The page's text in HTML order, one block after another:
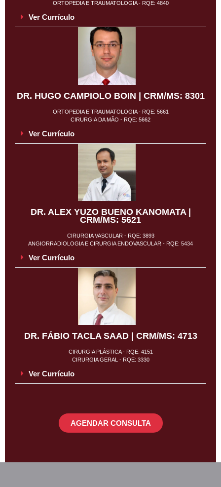
ORTOPEDIA E TRAUMATOLOGIA - RQE: 4840
Ver Currículo
DR. HUGO CAMPIOLO BOIN | CRM/MS: 8301
ORTOPEDIA E TRAUMATOLOGIA - RQE: 5661
CIRURGIA DA MÃO - RQE: 5662
Ver Currículo
DR. ALEX YUZO BUENO KANOMATA |
CRM/MS: 5621
CIRURGIA VASCULAR - RQE: 3893
ANGIORRADIOLOGIA E CIRURGIA ENDOVASCULAR - RQE: 5434
Ver Currículo
DR. FÁBIO TACLA SAAD | CRM/MS: 4713
CIRURGIA PLÁSTICA - RQE: 4151
CIRURGIA GERAL - RQE: 3330
Ver Currículo
AGENDAR CONSULTA